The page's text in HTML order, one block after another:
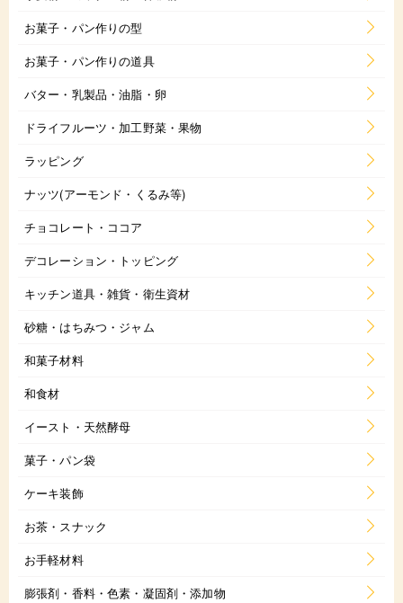
お菓子・パン作りの型
お菓子・パン作りの道具
バター・乳製品・油脂・卵
ドライフルーツ・加工野菜・果物
ラッピング
ナッツ(アーモンド・くるみ等)
チョコレート・ココア
デコレーション・トッピング
キッチン道具・雑貨・衛生資材
砂糖・はちみつ・ジャム
和菓子材料
和食材
イースト・天然酵母
菓子・パン袋
ケーキ装飾
お茶・スナック
お手軽材料
膨張剤・香料・色素・凝固剤・添加物